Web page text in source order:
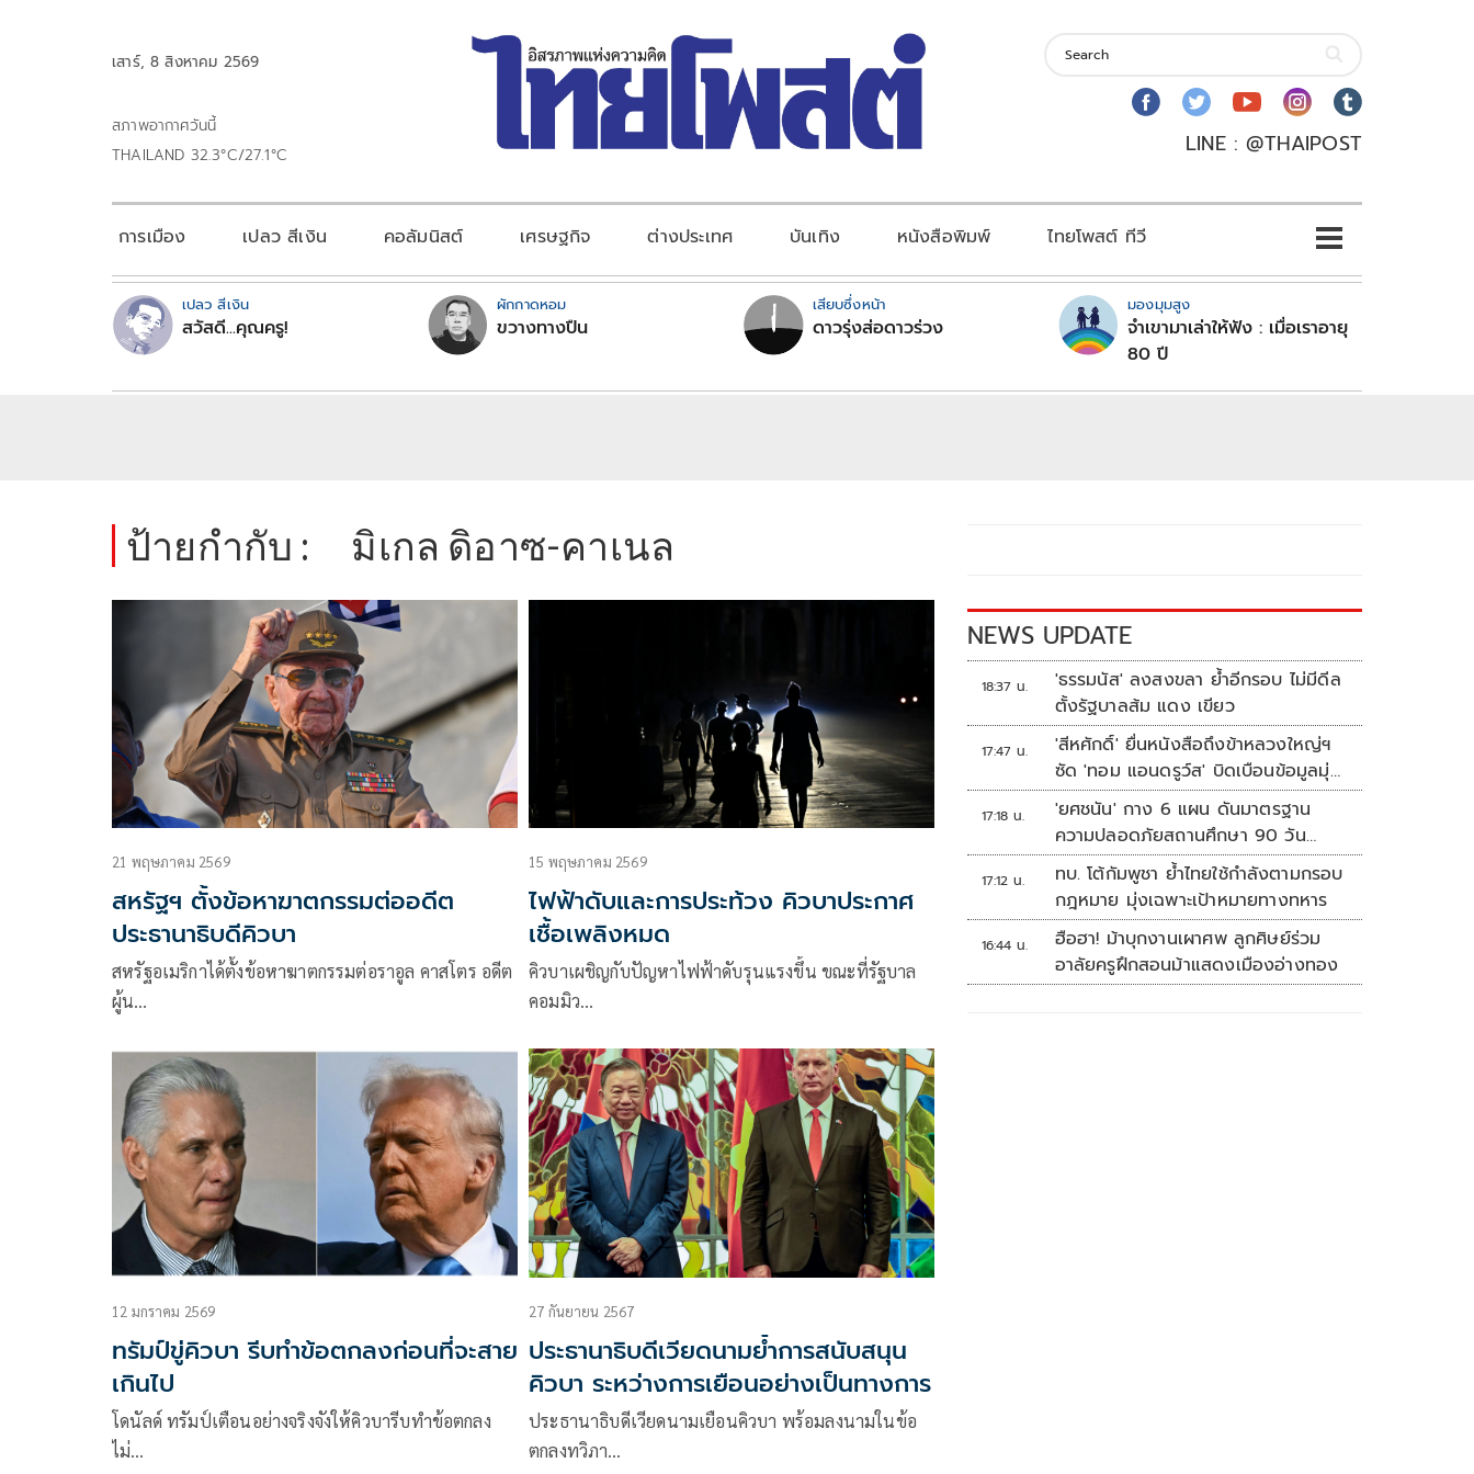
เสาร์, 8 สิงหาคม 2569
สภาพอากาศวันนี้
THAILAND 32.3°C/27.1°C
LINE : @THAIPOST
การเมือง เปลว สีเงิน คอลัมนิสต์ เศรษฐกิจ ต่างประเทศ บันเทิง หนังสือพิมพ์ ไทยโพสต์ ทีวี
เปลว สีเงิน
สวัสดี...คุณครู!
ผักกาดหอม
ขวางทางปืน
เสียบซึ่งหน้า
ดาวรุ่งส่อดาวร่วง
มองมุมสูง
จำเขามาเล่าให้ฟัง : เมื่อเราอายุ
80 ปี
ป้ายกำกับ : มิเกล ดิอาซ-คาเนล
21 พฤษภาคม 2569
สหรัฐฯ ตั้งข้อหาฆาตกรรมต่ออดีต
ประธานาธิบดีคิวบา
สหรัฐอเมริกาได้ตั้งข้อหาฆาตกรรมต่อราอูล คาสโตร อดีต
ผู้น…
15 พฤษภาคม 2569
ไฟฟ้าดับและการประท้วง คิวบาประกาศ
เชื้อเพลิงหมด
คิวบาเผชิญกับปัญหาไฟฟ้าดับรุนแรงขึ้น ขณะที่รัฐบาล
คอมมิว…
12 มกราคม 2569
ทรัมป์ขู่คิวบา รีบทำข้อตกลงก่อนที่จะสาย
เกินไป
โดนัลด์ ทรัมป์เตือนอย่างจริงจังให้คิวบารีบทำข้อตกลง
ไม่…
27 กันยายน 2567
ประธานาธิบดีเวียดนามย้ำการสนับสนุน
คิวบา ระหว่างการเยือนอย่างเป็นทางการ
ประธานาธิบดีเวียดนามเยือนคิวบา พร้อมลงนามในข้อ
ตกลงทวิภา…
NEWS UPDATE
18:37 น.
'ธรรมนัส' ลงสงขลา ย้ำอีกรอบ ไม่มีดีล
ตั้งรัฐบาลส้ม แดง เขียว
17:47 น.
'สีหศักดิ์' ยื่นหนังสือถึงข้าหลวงใหญ่ฯ
ซัด 'ทอม แอนดรูว์ส' บิดเบือนข้อมูลมุ่ง
แสวงหาผลประโยชน์ทางการเมือง
17:18 น.
'ยศชนัน' กาง 6 แผน ดันมาตรฐาน
ความปลอดภัยสถานศึกษา 90 วัน
ป้องกันก่อเหตุรุนแรง
17:12 น.
ทบ. โต้กัมพูชา ย้ำไทยใช้กำลังตามกรอบ
กฎหมาย มุ่งเฉพาะเป้าหมายทางทหาร
16:44 น.
ฮือฮา! ม้าบุกงานเผาศพ ลูกศิษย์ร่วม
อาลัยครูฝึกสอนม้าแสดงเมืองอ่างทอง